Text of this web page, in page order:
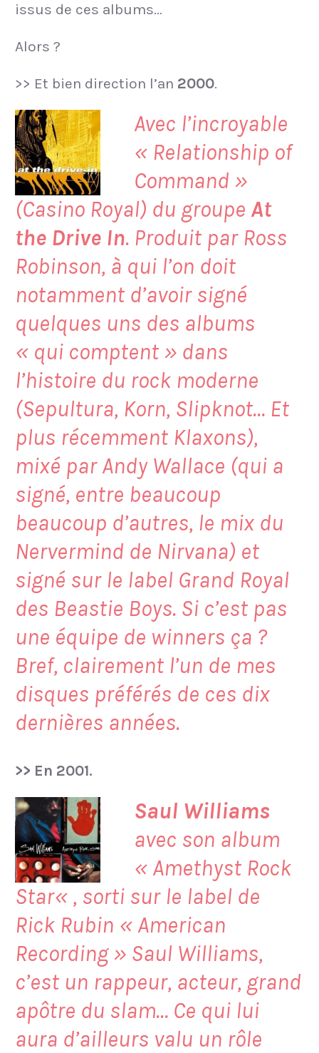
issus de ces albums…
Alors ?
>> Et bien direction l’an 2000.
Avec l’incroyable
« Relationship of
Command »
(Casino Royal) du groupe At
the Drive In. Produit par Ross
Robinson, à qui l’on doit
notamment d’avoir signé
quelques uns des albums
« qui comptent » dans
l’histoire du rock moderne
(Sepultura, Korn, Slipknot… Et
plus récemment Klaxons),
mixé par Andy Wallace (qui a
signé, entre beaucoup
beaucoup d’autres, le mix du
Nervermind de Nirvana) et
signé sur le label Grand Royal
des Beastie Boys. Si c’est pas
une équipe de winners ça ?
Bref, clairement l’un de mes
disques préférés de ces dix
dernières années.
>> En 2001.
Saul Williams
avec son album
« Amethyst Rock
Star« , sorti sur le label de
Rick Rubin « American
Recording » Saul Williams,
c’est un rappeur, acteur, grand
apôtre du slam… Ce qui lui
aura d’ailleurs valu un rôle